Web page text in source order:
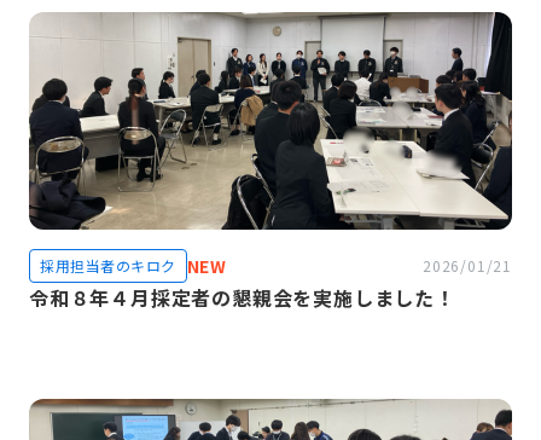
令和８年４月採定者の懇親会を実施しました！
採用担当者のキロク NEW 2026/01/21